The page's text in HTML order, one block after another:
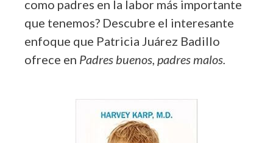
como padres en la labor más importante
que tenemos? Descubre el interesante
enfoque que Patricia Juárez Badillo
ofrece en Padres buenos, padres malos.